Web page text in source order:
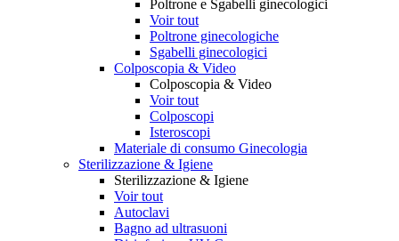
Poltrone e Sgabelli ginecologici
Voir tout
Poltrone ginecologiche
Sgabelli ginecologici
Colposcopia & Video
Colposcopia & Video
Voir tout
Colposcopi
Isteroscopi
Materiale di consumo Ginecologia
Sterilizzazione & Igiene
Sterilizzazione & Igiene
Voir tout
Autoclavi
Bagno ad ultrasuoni